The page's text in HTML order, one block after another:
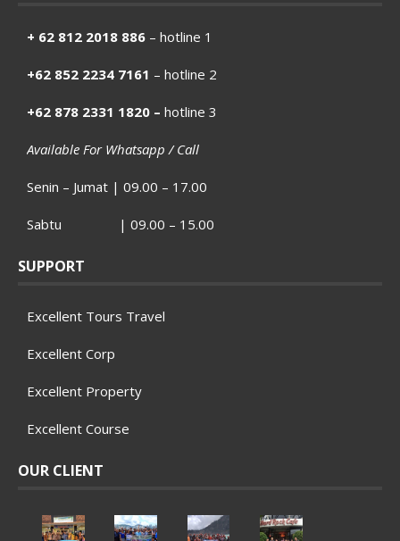
+ 62 812 2018 886 – hotline 1
+62 852 2234 7161 – hotline 2
+62 878 2331 1820 – hotline 3
Available For Whatsapp / Call
Senin – Jumat | 09.00 – 17.00
Sabtu | 09.00 – 15.00
SUPPORT
Excellent Tours Travel
Excellent Corp
Excellent Property
Excellent Course
OUR CLIENT